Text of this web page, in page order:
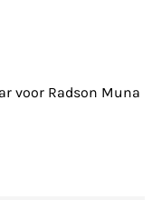
voor Radson Muna